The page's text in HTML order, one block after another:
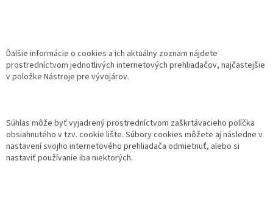
Ďalšie informácie o cookies a ich aktuálny zoznam nájdete
prostredníctvom jednotlivých internetových prehliadačov, najčastejšie
v položke Nástroje pre vývojárov.
Súhlas môže byť vyjadrený prostredníctvom zaškrtávacieho políčka
obsiahnutého v tzv. cookie lište. Súbory cookies môžete aj následne v
nastavení svojho internetového prehliadača odmietnuť, alebo si
nastaviť používanie iba niektorých.